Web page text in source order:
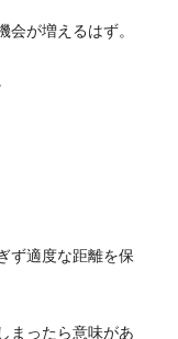
が増えるはず。
ず適度な距離を保
まったら意味があ